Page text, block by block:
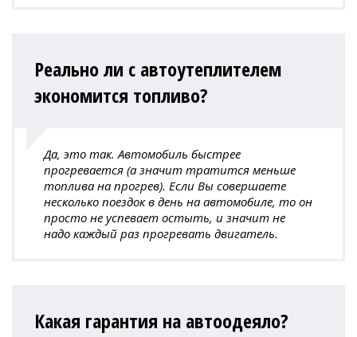
Реально ли с автоутеплителем
экономится топливо?
Да, это так. Автомобиль быстрее
прогревается (а значит тратится меньше
топлива на прогрев). Если Вы совершаете
несколько поездок в день на автомобиле, то он
просто не успевает остыть, и значит не
надо каждый раз прогревать двигатель.
Какая гарантия на автоодеяло?